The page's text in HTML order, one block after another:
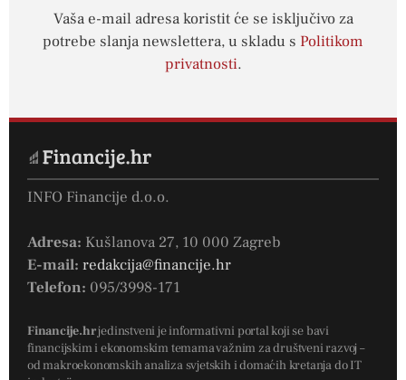
Vaša e-mail adresa koristit će se isključivo za
potrebe slanja newslettera, u skladu s Politikom
privatnosti.
INFO Financije d.o.o.
Adresa: Kušlanova 27, 10 000 Zagreb
E-mail: redakcija@financije.hr
Telefon: 095/3998-171
Financije.hrjedinstveni je informativni portal koji se bavi
financijskim i ekonomskim temama važnim za društveni razvoj –
od makroekonomskih analiza svjetskih i domaćih kretanja do IT